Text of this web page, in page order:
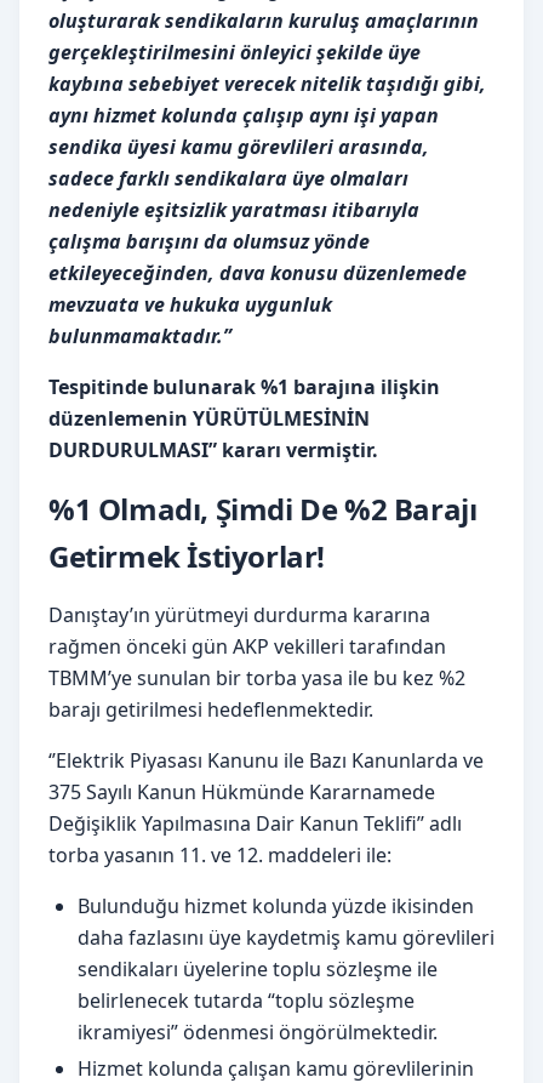
oluşturarak sendikaların kuruluş amaçlarının
gerçekleştirilmesini önleyici şekilde üye
kaybına sebebiyet verecek nitelik taşıdığı gibi,
aynı hizmet kolunda çalışıp aynı işi yapan
sendika üyesi kamu görevlileri arasında,
sadece farklı sendikalara üye olmaları
nedeniyle eşitsizlik yaratması itibarıyla
çalışma barışını da olumsuz yönde
etkileyeceğinden, dava konusu düzenlemede
mevzuata ve hukuka uygunluk
bulunmamaktadır.”
Tespitinde bulunarak %1 barajına ilişkin
düzenlemenin YÜRÜTÜLMESİNİN
DURDURULMASI” kararı vermiştir.
%1 Olmadı, Şimdi De %2 Barajı
Getirmek İstiyorlar!
Danıştay’ın yürütmeyi durdurma kararına
rağmen önceki gün AKP vekilleri tarafından
TBMM’ye sunulan bir torba yasa ile bu kez %2
barajı getirilmesi hedeflenmektedir.
‘’Elektrik Piyasası Kanunu ile Bazı Kanunlarda ve
375 Sayılı Kanun Hükmünde Kararnamede
Değişiklik Yapılmasına Dair Kanun Teklifi’’ adlı
torba yasanın 11. ve 12. maddeleri ile:
Bulunduğu hizmet kolunda yüzde ikisinden
daha fazlasını üye kaydetmiş kamu görevlileri
sendikaları üyelerine toplu sözleşme ile
belirlenecek tutarda “toplu sözleşme
ikramiyesi” ödenmesi öngörülmektedir.
Hizmet kolunda çalışan kamu görevlilerinin